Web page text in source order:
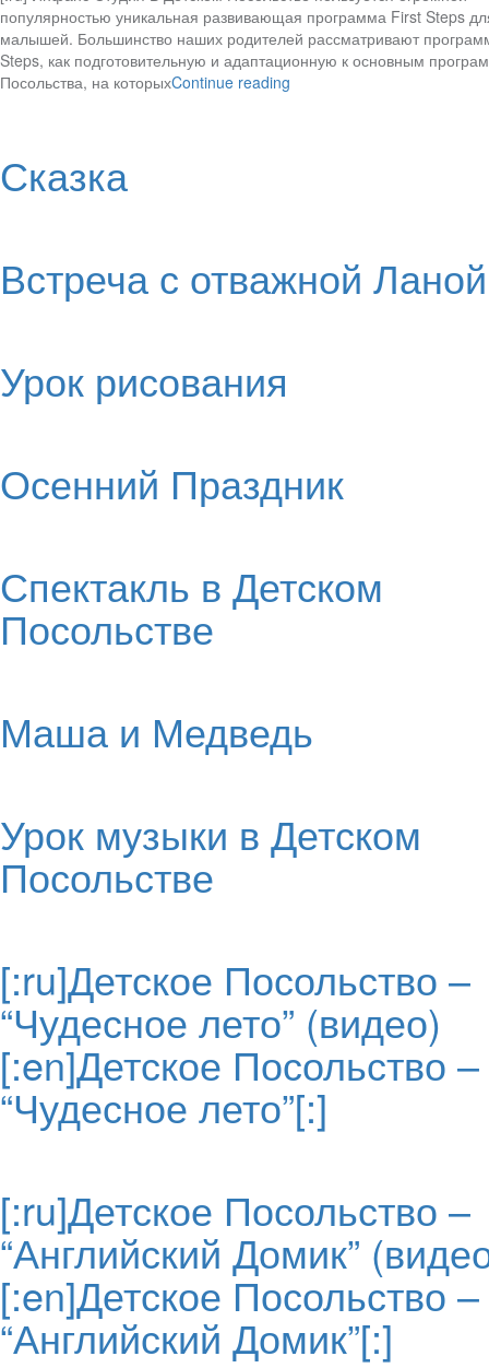
популярностью уникальная развивающая программа First Steps
малышей. Большинство наших родителей рассматривают
Steps, как подготовительную и адаптационную к основным
Посольства, на которыхContinue reading
Сказка
Встреча с отважной Ланой
Урок рисования
Осенний Праздник
Спектакль в Детском
Посольстве
Маша и Медведь
Урок музыки в Детском
Посольстве
[:ru]Детское Посольство –
“Чудесное лето” (видео)
[:en]Детское Посольство –
“Чудесное лето”[:]
[:ru]Детское Посольство –
“Английский Домик”
[:en]Детское Посольство –
“Английский Домик”[:]